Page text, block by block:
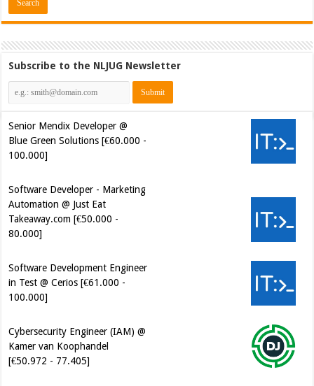
Subscribe to the NLJUG Newsletter
Senior Mendix Developer @
Blue Green Solutions [€60.000 -
100.000]
Software Developer - Marketing
Automation @ Just Eat
Takeaway.com [€50.000 -
80.000]
Software Development Engineer
in Test @ Cerios [€61.000 -
100.000]
Cybersecurity Engineer (IAM) @
Kamer van Koophandel
[€50.972 - 77.405]